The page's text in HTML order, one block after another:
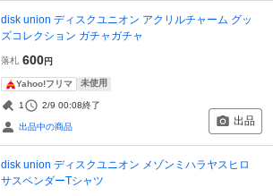
disk union ディスクユニオン アクリルチャーム グッ
ズコレクション ガチャガチャ
落札 600円
Yahoo!フリマ 未使用
1 2/9 00:08終了
出品中の商品 出品
disk union ディスクユニオン メゾンミハラヤスヒロ
サスペンダーTシャツ